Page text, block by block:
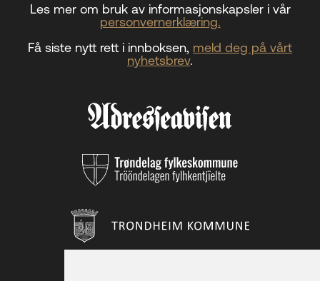
Les mer om bruk av informasjonskapsler i vår
personvernerklæring.
Få siste nytt rett i innboksen, meld deg på vårt
nyhetsbrev.